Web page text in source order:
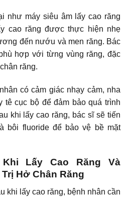
như máy siêu âm lấy cao răng
cao răng được thực hiện nhẹ
đến nướu và men răng. Bác
hợp với từng vùng răng, đặc
răng.
có cảm giác nhạy cảm, nha
tê cục bộ để đảm bảo quá trình
khi lấy cao răng, bác sĩ sẽ tiến
bôi fluoride để bảo vệ bề mặt
Lấy Cao Răng Và
Hở Chân Răng
khi lấy cao răng, bệnh nhân cần